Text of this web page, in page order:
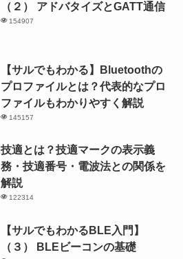
（２） アドバタイズとGATT通信
154907
【サルでもわかる】Bluetoothの
プロファイルとは？代表的なプロ
ファイルもわかりやすく解説
145157
技適とは？技適マークの表示義
務・技適番号・電波法との関係を
解説
122314
【サルでもわかるBLE入門】
（３） BLEビーコンの基礎